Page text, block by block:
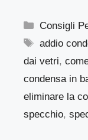
Categorie
Consigli
Tag
addio
dai vetri,
condensa in
eliminare la
specchio,